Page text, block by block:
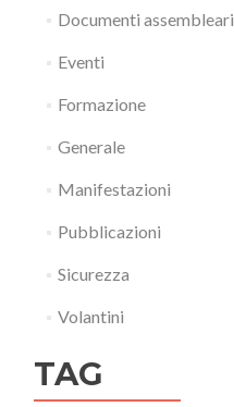
Documenti assembleari
Eventi
Formazione
Generale
Manifestazioni
Pubblicazioni
Sicurezza
Volantini
TAG